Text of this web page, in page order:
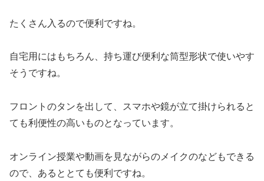
たくさん入るので便利ですね。
自宅用にはもちろん、持ち運び便利な筒型形状で使いやす
そうですね。
フロントのタンを出して、スマホや鏡が立て掛けられると
ても利便性の高いものとなっています。
オンライン授業や動画を見ながらのメイクのなどもできる
ので、あるととても便利ですね。